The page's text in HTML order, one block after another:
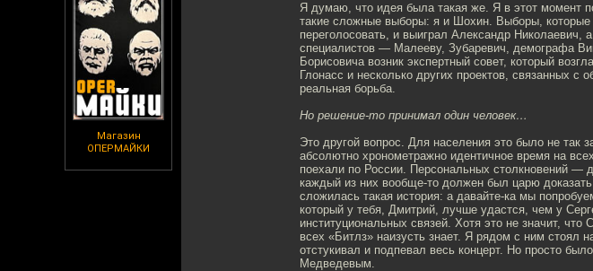
Магазин
ОПЕРМАЙКИ
Я думаю, что идея была такая же. Я в этот момент
такие сложные выборы: я и Шохин. Выборы, которые
переголосовать, и выиграл Александр
специалистов — Малееву, Зубаревич, демографа
Борисовича возник экспертный совет, который
Глонасс и несколько других проектов, связанных
реальная борьба.
Но решение-то принимал один человек…
Это другой вопрос. Для населения это было не
абсолютно хронометражно идентичное время на
поехали по России. Персональных столкновений —
каждый из них вообще-то должен был царю
сложилась такая история: а давайте-ка мы
который у тебя, Дмитрий, лучше удастся, чем у
институциональных связей. Хотя это не значит,
всех «Битлз» наизусть знает. Я рядом с ним стоял
отстукивал и подпевал весь концерт. Но просто
Медведевым.